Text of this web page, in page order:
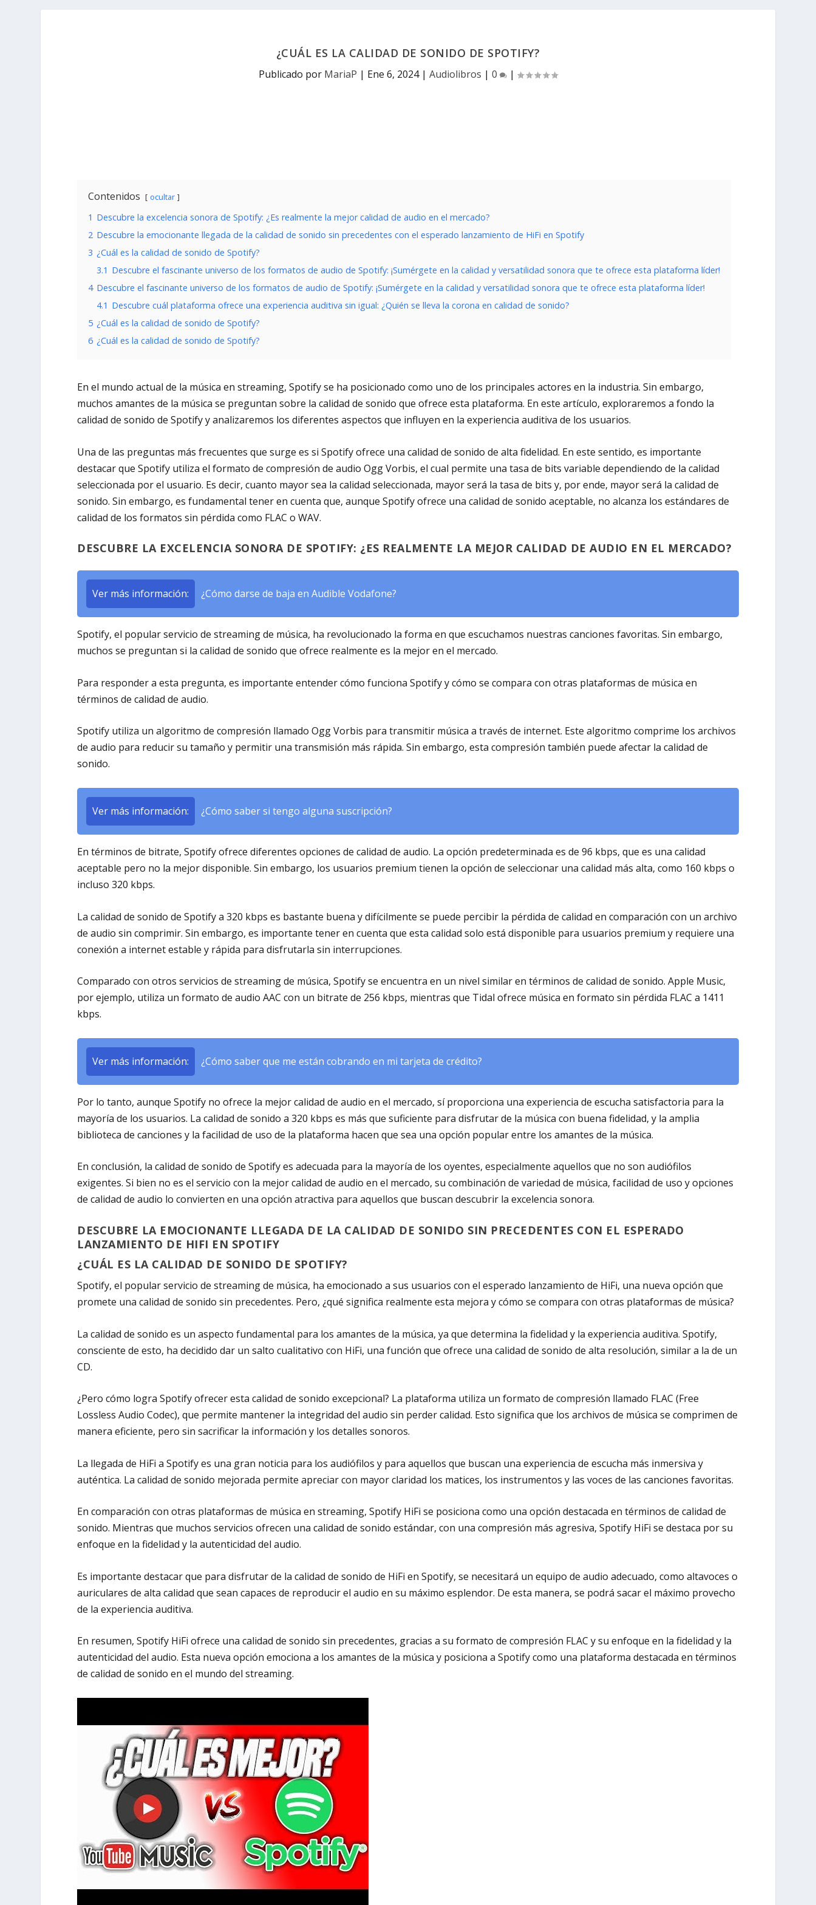
¿CUÁL ES LA CALIDAD DE SONIDO DE SPOTIFY?
Publicado por MariaP | Ene 6, 2024| Audiolibros | 0 |
Contenidos ocultar
1 Descubre la excelencia sonora de Spotify: ¿Es realmente la mejor calidad de audio en el mercado?
2 Descubre la emocionante llegada de la calidad de sonido sin precedentes con el esperado lanzamiento de HiFi en Spotify
3 ¿Cuál es la calidad de sonido de Spotify?
3.1 Descubre el fascinante universo de los formatos de audio de Spotify: ¡Sumérgete en la calidad y versatilidad sonora que te ofrece esta plataforma líder!
4 Descubre el fascinante universo de los formatos de audio de Spotify: ¡Sumérgete en la calidad y versatilidad sonora que te ofrece esta plataforma líder!
4.1 Descubre cuál plataforma ofrece una experiencia auditiva sin igual: ¿Quién se lleva la corona en calidad de sonido?
5 ¿Cuál es la calidad de sonido de Spotify?
6 ¿Cuál es la calidad de sonido de Spotify?
En el mundo actual de la música en streaming, Spotify se ha posicionado como uno de los principales actores en la industria. Sin embargo,
muchos amantes de la música se preguntan sobre la calidad de sonido que ofrece esta plataforma. En este artículo, exploraremos a fondo la
calidad de sonido de Spotify y analizaremos los diferentes aspectos que influyen en la experiencia auditiva de los usuarios.
Una de las preguntas más frecuentes que surge es si Spotify ofrece una calidad de sonido de alta fidelidad. En este sentido, es importante
destacar que Spotify utiliza el formato de compresión de audio Ogg Vorbis, el cual permite una tasa de bits variable dependiendo de la calidad
seleccionada por el usuario. Es decir, cuanto mayor sea la calidad seleccionada, mayor será la tasa de bits y, por ende, mayor será la calidad de
sonido. Sin embargo, es fundamental tener en cuenta que, aunque Spotify ofrece una calidad de sonido aceptable, no alcanza los estándares de
calidad de los formatos sin pérdida como FLAC o WAV.
DESCUBRE LA EXCELENCIA SONORA DE SPOTIFY: ¿ES REALMENTE LA MEJOR CALIDAD DE AUDIO EN EL MERCADO?
Ver más información: ¿Cómo darse de baja en Audible Vodafone?
Spotify, el popular servicio de streaming de música, ha revolucionado la forma en que escuchamos nuestras canciones favoritas. Sin embargo,
muchos se preguntan si la calidad de sonido que ofrece realmente es la mejor en el mercado.
Para responder a esta pregunta, es importante entender cómo funciona Spotify y cómo se compara con otras plataformas de música en
términos de calidad de audio.
Spotify utiliza un algoritmo de compresión llamado Ogg Vorbis para transmitir música a través de internet. Este algoritmo comprime los archivos
de audio para reducir su tamaño y permitir una transmisión más rápida. Sin embargo, esta compresión también puede afectar la calidad de
sonido.
Ver más información: ¿Cómo saber si tengo alguna suscripción?
En términos de bitrate, Spotify ofrece diferentes opciones de calidad de audio. La opción predeterminada es de 96 kbps, que es una calidad
aceptable pero no la mejor disponible. Sin embargo, los usuarios premium tienen la opción de seleccionar una calidad más alta, como 160 kbps o
incluso 320 kbps.
La calidad de sonido de Spotify a 320 kbps es bastante buena y difícilmente se puede percibir la pérdida de calidad en comparación con un archivo
de audio sin comprimir. Sin embargo, es importante tener en cuenta que esta calidad solo está disponible para usuarios premium y requiere una
conexión a internet estable y rápida para disfrutarla sin interrupciones.
Comparado con otros servicios de streaming de música, Spotify se encuentra en un nivel similar en términos de calidad de sonido. Apple Music,
por ejemplo, utiliza un formato de audio AAC con un bitrate de 256 kbps, mientras que Tidal ofrece música en formato sin pérdida FLAC a 1411
kbps.
Ver más información: ¿Cómo saber que me están cobrando en mi tarjeta de crédito?
Por lo tanto, aunque Spotify no ofrece la mejor calidad de audio en el mercado, sí proporciona una experiencia de escucha satisfactoria para la
mayoría de los usuarios. La calidad de sonido a 320 kbps es más que suficiente para disfrutar de la música con buena fidelidad, y la amplia
biblioteca de canciones y la facilidad de uso de la plataforma hacen que sea una opción popular entre los amantes de la música.
En conclusión, la calidad de sonido de Spotify es adecuada para la mayoría de los oyentes, especialmente aquellos que no son audiófilos
exigentes. Si bien no es el servicio con la mejor calidad de audio en el mercado, su combinación de variedad de música, facilidad de uso y opciones
de calidad de audio lo convierten en una opción atractiva para aquellos que buscan descubrir la excelencia sonora.
DESCUBRE LA EMOCIONANTE LLEGADA DE LA CALIDAD DE SONIDO SIN PRECEDENTES CON EL ESPERADO
LANZAMIENTO DE HIFI EN SPOTIFY
¿CUÁL ES LA CALIDAD DE SONIDO DE SPOTIFY?
Spotify, el popular servicio de streaming de música, ha emocionado a sus usuarios con el esperado lanzamiento de HiFi, una nueva opción que
promete una calidad de sonido sin precedentes. Pero, ¿qué significa realmente esta mejora y cómo se compara con otras plataformas de música?
La calidad de sonido es un aspecto fundamental para los amantes de la música, ya que determina la fidelidad y la experiencia auditiva. Spotify,
consciente de esto, ha decidido dar un salto cualitativo con HiFi, una función que ofrece una calidad de sonido de alta resolución, similar a la de un
CD.
¿Pero cómo logra Spotify ofrecer esta calidad de sonido excepcional? La plataforma utiliza un formato de compresión llamado FLAC (Free
Lossless Audio Codec), que permite mantener la integridad del audio sin perder calidad. Esto significa que los archivos de música se comprimen de
manera eficiente, pero sin sacrificar la información y los detalles sonoros.
La llegada de HiFi a Spotify es una gran noticia para los audiófilos y para aquellos que buscan una experiencia de escucha más inmersiva y
auténtica. La calidad de sonido mejorada permite apreciar con mayor claridad los matices, los instrumentos y las voces de las canciones favoritas.
En comparación con otras plataformas de música en streaming, Spotify HiFi se posiciona como una opción destacada en términos de calidad de
sonido. Mientras que muchos servicios ofrecen una calidad de sonido estándar, con una compresión más agresiva, Spotify HiFi se destaca por su
enfoque en la fidelidad y la autenticidad del audio.
Es importante destacar que para disfrutar de la calidad de sonido de HiFi en Spotify, se necesitará un equipo de audio adecuado, como altavoces o
auriculares de alta calidad que sean capaces de reproducir el audio en su máximo esplendor. De esta manera, se podrá sacar el máximo provecho
de la experiencia auditiva.
En resumen, Spotify HiFi ofrece una calidad de sonido sin precedentes, gracias a su formato de compresión FLAC y su enfoque en la fidelidad y la
autenticidad del audio. Esta nueva opción emociona a los amantes de la música y posiciona a Spotify como una plataforma destacada en términos
de calidad de sonido en el mundo del streaming.